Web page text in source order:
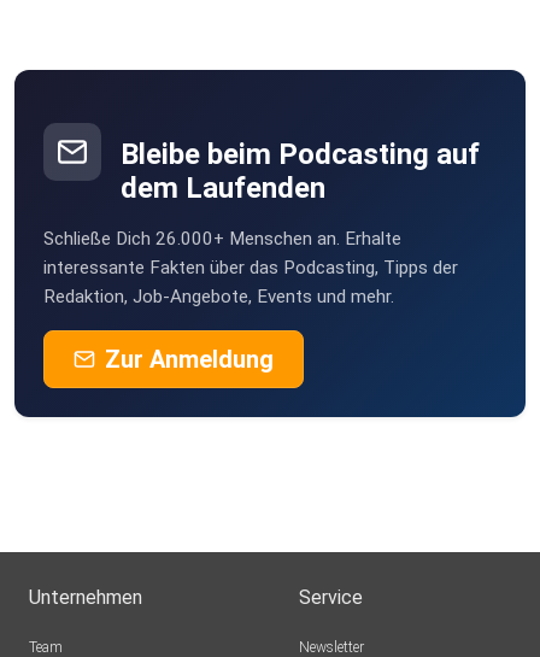
bisa2210
Leipzig
Martfeld
DaniRpunkt
Bleibe beim Podcasting auf
dem Laufenden
Schließe Dich 26.000+ Menschen an. Erhalte
interessante Fakten über das Podcasting, Tipps der
Redaktion, Job-Angebote, Events und mehr.
Zur Anmeldung
Unternehmen
Team
Service
Newsletter